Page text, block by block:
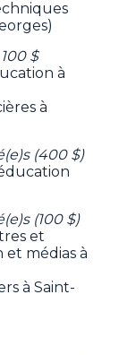
$
à
à
(400 $)
(100 $)
et
médias à
à Saint-